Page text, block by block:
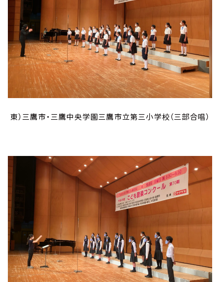
東）三鷹市・三鷹中央学園三鷹市立第三小学校（三部合唱）